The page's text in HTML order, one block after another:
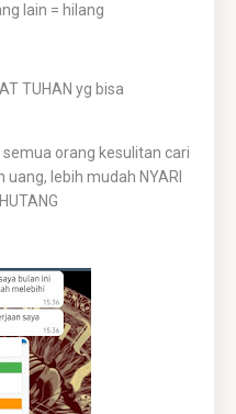
lain = hilang
TUHAN yg bisa
orang kesulitan cari
lebih mudah NYARI